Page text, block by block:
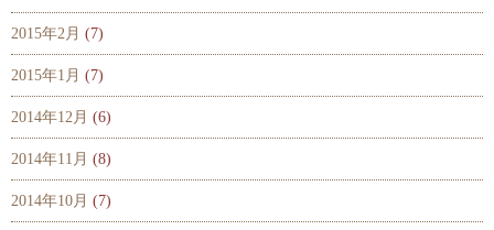
2015年2月 (7)
2015年1月 (7)
2014年12月 (6)
2014年11月 (8)
2014年10月 (7)